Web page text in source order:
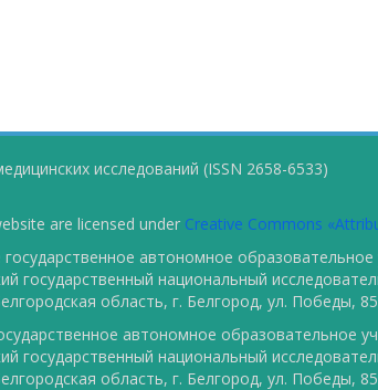
исследований (ISSN 2658-6533)
are licensed under Creative Commons
автономное
государственный национальный
область, г. Белгород, ул. Победы,
автономное образовательное
государственный национальный
область, г. Белгород, ул. Победы,